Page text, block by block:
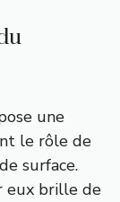
une
le rôle de
surface.
eux brille de